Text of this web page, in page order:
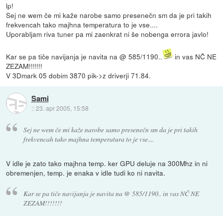
lp!
Sej ne wem če mi kaže narobe samo presenečn sm da je pri takih
frekvencah tako majhna temperatura to je vse....
Uporabljam riva tuner pa mi zaenkrat ni še nobenga errora javlo!
Kar se pa tiče navijanja je navita na @ 585/1190..
in vas NČ NE
ZEZAM!!!!!!!
V 3Dmark 05 dobim 3870 pik->z driverji 71.84.
Sami
::23. apr 2005, 15:58
Sej ne wem če mi kaže narobe samo presenečn sm da je pri takih
frekvencah tako majhna temperatura to je vse....
V idle je zato tako majhna temp. ker GPU deluje na 300Mhz in ni
obremenjen, temp. je enaka v idle tudi ko ni navita.
Kar se pa tiče navijanja je navita na @ 585/1190.. in vas NČ NE
ZEZAM!!!!!!!